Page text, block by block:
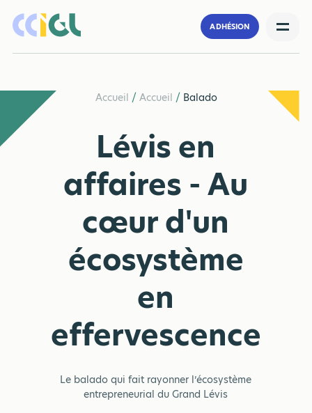
ADHÉSION
Accueil / Accueil / Balado
Lévis en
affaires - Au
cœur d'un
écosystème
en
effervescence
Le balado qui fait rayonner l’écosystème
entrepreneurial du Grand Lévis